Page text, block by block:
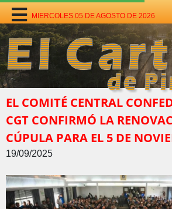
MIERCOLES 05 DE AGOSTO DE 2026
EL COMITÉ CENTRAL
CGT CONFIRMÓ LA
CÚPULA PARA EL 5 DE
19/09/2025